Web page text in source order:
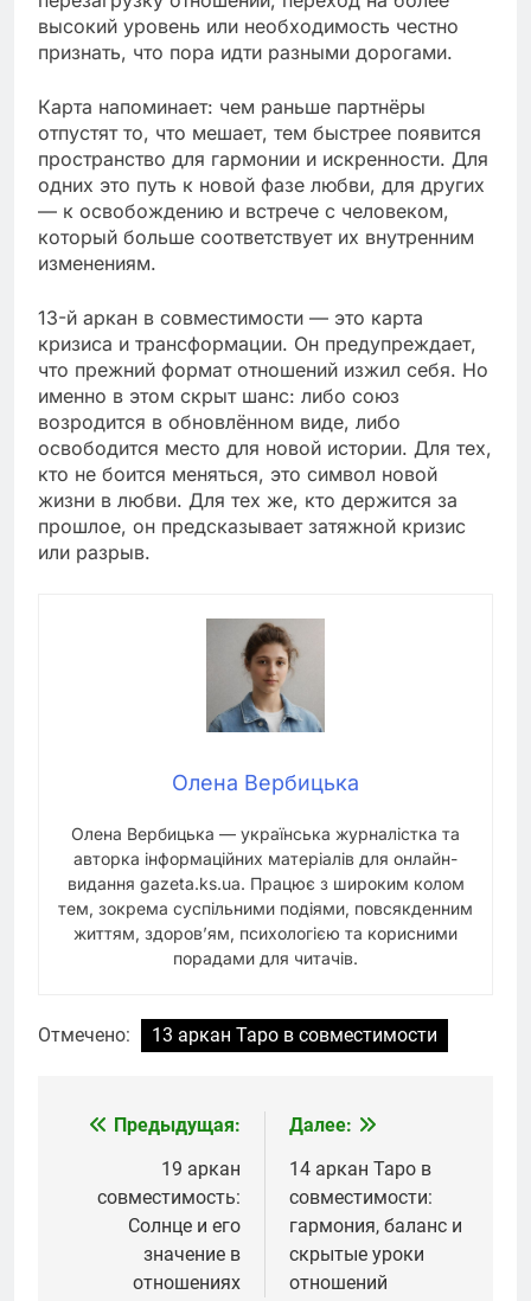
высокий уровень или необходимость честно
признать, что пора идти разными дорогами.
Карта напоминает: чем раньше партнёры
отпустят то, что мешает, тем быстрее появится
пространство для гармонии и искренности. Для
одних это путь к новой фазе любви, для других
— к освобождению и встрече с человеком,
который больше соответствует их внутренним
изменениям.
13-й аркан в совместимости — это карта
кризиса и трансформации. Он предупреждает,
что прежний формат отношений изжил себя. Но
именно в этом скрыт шанс: либо союз
возродится в обновлённом виде, либо
освободится место для новой истории. Для тех,
кто не боится меняться, это символ новой
жизни в любви. Для тех же, кто держится за
прошлое, он предсказывает затяжной кризис
или разрыв.
Олена Вербицька
Олена Вербицька — українська журналістка та
авторка інформаційних матеріалів для онлайн-
видання gazeta.ks.ua. Працює з широким колом
тем, зокрема суспільними подіями, повсякденним
життям, здоров’ям, психологією та корисними
порадами для читачів.
Отмечено: 13 аркан Таро в совместимости
Навигация
записям
Предыдущая:
19 аркан
совместимость:
Солнце и его
значение в
отношениях
Далее:
14 аркан Таро в
совместимости:
гармония, баланс и
скрытые уроки
отношений